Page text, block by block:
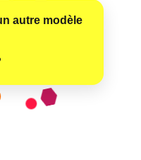
autre modèle